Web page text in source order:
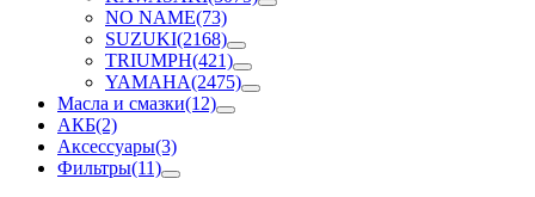
NO NAME(73)
SUZUKI(2168)
TRIUMPH(421)
YAMAHA(2475)
Масла и смазки(12)
АКБ(2)
Аксессуары(3)
Фильтры(11)